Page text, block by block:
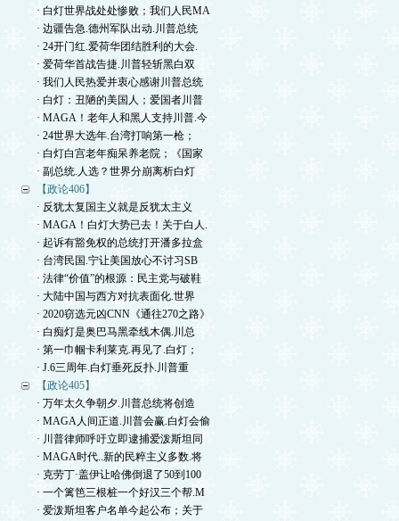
· 白灯世界战处处惨败；我们人民MA
· 边疆告急.德州军队出动.川普总统
· 24开门红.爱荷华团结胜利的大会.
· 爱荷华首战告捷.川普轻斩黑白双
· 我们人民热爱并衷心感谢川普总统
· 白灯：丑陋的美国人；爱国者川普
· MAGA！老年人和黑人支持川普.今
· 24世界大选年.台湾打响第一枪；
· 白灯白宫老年痴呆养老院；《国家
· 副总统.人选？世界分崩离析白灯
【政论406】
· 反犹太复国主义就是反犹太主义
· MAGA！白灯大势已去！关于白人.
· 起诉有豁免权的总统打开潘多拉盒
· 台湾民国.宁让美国放心不讨习SB
· 法律“价值”的根源：民主党与破鞋
· 大陆中国与西方对抗表面化.世界
· 2020窃选元凶CNN《通往270之路》
· 白痴灯是奥巴马黑牵线木偶.川总
· 第一巾帼卡利莱克.再见了.白灯；
· J.6三周年.白灯垂死反扑.川普重
【政论405】
· 万年太久争朝夕.川普总统将创造
· MAGA人间正道.川普会赢.白灯会偷
· 川普律师呼吁立即逮捕爱泼斯坦同
· MAGA时代..新的民粹主义多数.将
· 克劳丁·盖伊让哈佛倒退了50到100
· 一个篱笆三根桩一个好汉三个帮.M
· 爱泼斯坦客户名单今起公布；关于